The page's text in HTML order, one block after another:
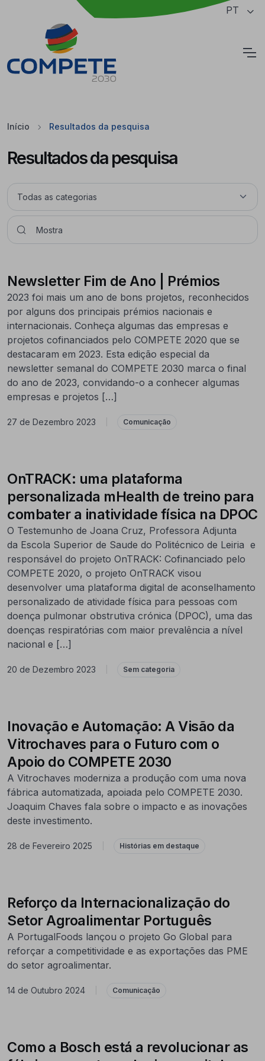
Saltar para o conteúdo principal da página PT
Início Resultados da pesquisa
Resultados da pesquisa
Newsletter Fim de Ano | Prémios
2023 foi mais um ano de bons projetos, reconhecidos
por alguns dos principais prémios nacionais e
internacionais. Conheça algumas das empresas e
projetos cofinanciados pelo COMPETE 2020 que se
destacaram em 2023. Esta edição especial da
newsletter semanal do COMPETE 2030 marca o final
do ano de 2023, convidando-o a conhecer algumas
empresas e projetos […]
27 de Dezembro 2023 Comunicação
OnTRACK: uma plataforma
personalizada mHealth de treino para
combater a inatividade física na DPOC
O Testemunho de Joana Cruz, Professora Adjunta
da Escola Superior de Saude do Politécnico de Leiria e
responsável do projeto OnTRACK: Cofinanciado pelo
COMPETE 2020, o projeto OnTRACK visou
desenvolver uma plataforma digital de aconselhamento
personalizado de atividade física para pessoas com
doença pulmonar obstrutiva crónica (DPOC), uma das
doenças respiratórias com maior prevalência a nível
nacional e […]
20 de Dezembro 2023 Sem categoria
Inovação e Automação: A Visão da
Vitrochaves para o Futuro com o
Apoio do COMPETE 2030
A Vitrochaves moderniza a produção com uma nova
fábrica automatizada, apoiada pelo COMPETE 2030.
Joaquim Chaves fala sobre o impacto e as inovações
deste investimento.
28 de Fevereiro 2025 Histórias em destaque
Reforço da Internacionalização do
Setor Agroalimentar Português
A PortugalFoods lançou o projeto Go Global para
reforçar a competitividade e as exportações das PME
do setor agroalimentar.
14 de Outubro 2024 Comunicação
Como a Bosch está a revolucionar as